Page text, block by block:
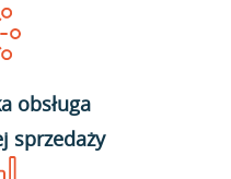
obsługa
sprzedaży